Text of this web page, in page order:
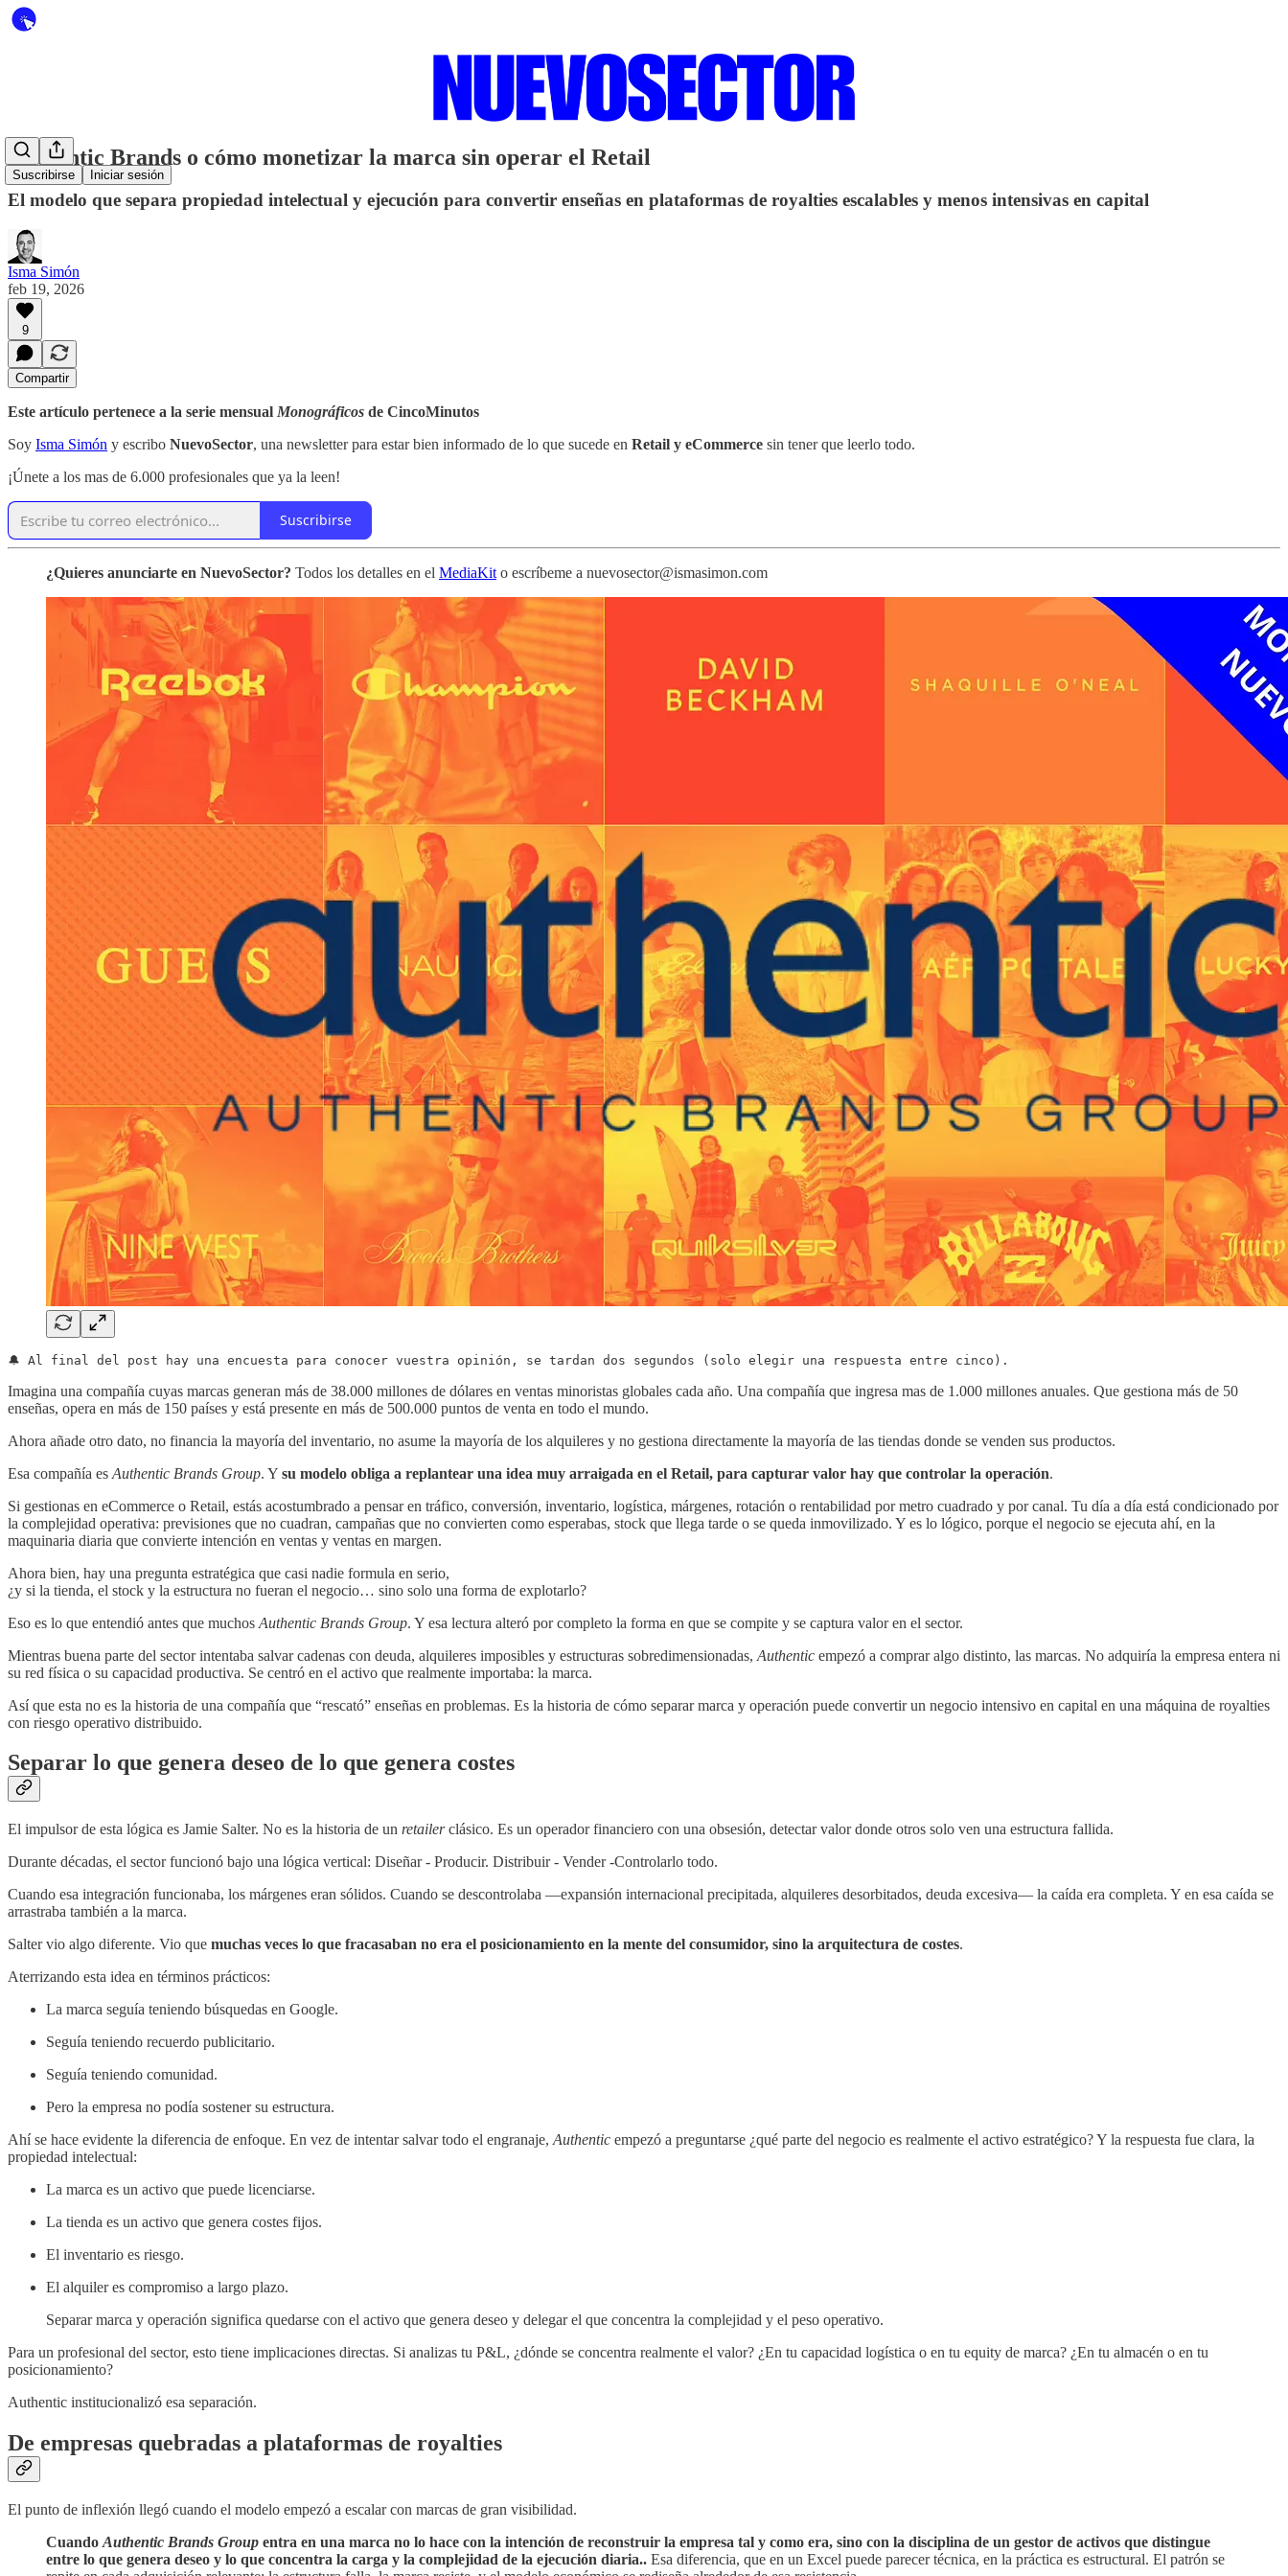
Suscribirse Iniciar sesión
Authentic Brands o cómo monetizar la marca sin operar el Retail
El modelo que separa propiedad intelectual y ejecución para convertir enseñas en plataformas de royalties escalables y menos intensivas en capital
Isma Simón
feb 19, 2026
9
Compartir
Este artículo pertenece a la serie mensual Monográficos de CincoMinutos
Soy Isma Simón y escribo NuevoSector, una newsletter para estar bien informado de lo que sucede en Retail y eCommerce sin tener que leerlo todo.
¡Únete a los mas de 6.000 profesionales que ya la leen!
Suscribirse
¿Quieres anunciarte en NuevoSector? Todos los detalles en el MediaKit o escríbeme a nuevosector@ismasimon.com
🔔 Al final del post hay una encuesta para conocer vuestra opinión, se tardan dos segundos (solo elegir una respuesta entre cinco).
Imagina una compañía cuyas marcas generan más de 38.000 millones de dólares en ventas minoristas globales cada año. Una compañía que ingresa mas de 1.000 millones anuales. Que gestiona más de 50
enseñas, opera en más de 150 países y está presente en más de 500.000 puntos de venta en todo el mundo.
Ahora añade otro dato, no financia la mayoría del inventario, no asume la mayoría de los alquileres y no gestiona directamente la mayoría de las tiendas donde se venden sus productos.
Esa compañía es Authentic Brands Group. Y su modelo obliga a replantear una idea muy arraigada en el Retail, para capturar valor hay que controlar la operación.
Si gestionas en eCommerce o Retail, estás acostumbrado a pensar en tráfico, conversión, inventario, logística, márgenes, rotación o rentabilidad por metro cuadrado y por canal. Tu día a día está condicionado por
la complejidad operativa: previsiones que no cuadran, campañas que no convierten como esperabas, stock que llega tarde o se queda inmovilizado. Y es lo lógico, porque el negocio se ejecuta ahí, en la
maquinaria diaria que convierte intención en ventas y ventas en margen.
Ahora bien, hay una pregunta estratégica que casi nadie formula en serio,
¿y si la tienda, el stock y la estructura no fueran el negocio… sino solo una forma de explotarlo?
Eso es lo que entendió antes que muchos Authentic Brands Group. Y esa lectura alteró por completo la forma en que se compite y se captura valor en el sector.
Mientras buena parte del sector intentaba salvar cadenas con deuda, alquileres imposibles y estructuras sobredimensionadas, Authentic empezó a comprar algo distinto, las marcas. No adquiría la empresa entera ni
su red física o su capacidad productiva. Se centró en el activo que realmente importaba: la marca.
Así que esta no es la historia de una compañía que “rescató” enseñas en problemas. Es la historia de cómo separar marca y operación puede convertir un negocio intensivo en capital en una máquina de royalties
con riesgo operativo distribuido.
Separar lo que genera deseo de lo que genera costes
El impulsor de esta lógica es Jamie Salter. No es la historia de un retailerclásico. Es un operador financiero con una obsesión, detectar valor donde otros solo ven una estructura fallida.
Durante décadas, el sector funcionó bajo una lógica vertical: Diseñar - Producir. Distribuir - Vender -Controlarlo todo.
Cuando esa integración funcionaba, los márgenes eran sólidos. Cuando se descontrolaba —expansión internacional precipitada, alquileres desorbitados, deuda excesiva— la caída era completa. Y en esa caída se
arrastraba también a la marca.
Salter vio algo diferente. Vio que muchas veces lo que fracasaban no era el posicionamiento en la mente del consumidor, sino la arquitectura de costes.
Aterrizando esta idea en términos prácticos:
La marca seguía teniendo búsquedas en Google.
Seguía teniendo recuerdo publicitario.
Seguía teniendo comunidad.
Pero la empresa no podía sostener su estructura.
Ahí se hace evidente la diferencia de enfoque. En vez de intentar salvar todo el engranaje, Authentic empezó a preguntarse ¿qué parte del negocio es realmente el activo estratégico? Y la respuesta fue clara, la
propiedad intelectual:
La marca es un activo que puede licenciarse.
La tienda es un activo que genera costes fijos.
El inventario es riesgo.
El alquiler es compromiso a largo plazo.
Separar marca y operación significa quedarse con el activo que genera deseo y delegar el que concentra la complejidad y el peso operativo.
Para un profesional del sector, esto tiene implicaciones directas. Si analizas tu P&L, ¿dónde se concentra realmente el valor? ¿En tu capacidad logística o en tu equity de marca? ¿En tu almacén o en tu
posicionamiento?
Authentic institucionalizó esa separación.
De empresas quebradas a plataformas de royalties
El punto de inflexión llegó cuando el modelo empezó a escalar con marcas de gran visibilidad.
Cuando Authentic Brands Group entra en una marca no lo hace con la intención de reconstruir la empresa tal y como era, sino con la disciplina de un gestor de activos que distingue
entre lo que genera deseo y lo que concentra la carga y la complejidad de la ejecución diaria.. Esa diferencia, que en un Excel puede parecer técnica, en la práctica es estructural. El patrón se